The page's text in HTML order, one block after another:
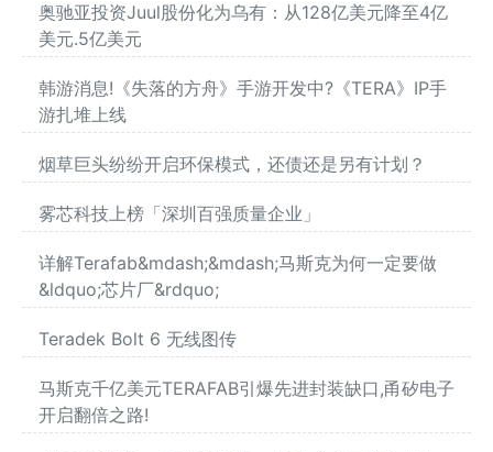
奥驰亚投资Juul股份化为乌有：从128亿美元降至4亿
美元.5亿美元
韩游消息!《失落的方舟》手游开发中?《TERA》IP手
游扎堆上线
烟草巨头纷纷开启环保模式，还债还是另有计划？
雾芯科技上榜「深圳百强质量企业」
详解Terafab&mdash;&mdash;马斯克为何一定要做
&ldquo;芯片厂&rdquo;
Teradek Bolt 6 无线图传
马斯克千亿美元TERAFAB引爆先进封装缺口,甬矽电子
开启翻倍之路!